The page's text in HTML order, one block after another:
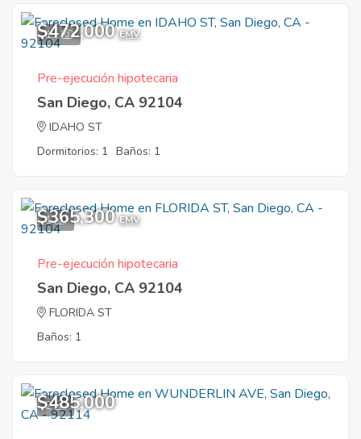
11
$472,000 EMV
Pre-ejecución hipotecaria
San Diego, CA 92104
IDAHO ST
Dormitorios: 1 Baños: 1
1
$365,300 EMV
Pre-ejecución hipotecaria
San Diego, CA 92104
FLORIDA ST
Baños: 1
2
$485,000